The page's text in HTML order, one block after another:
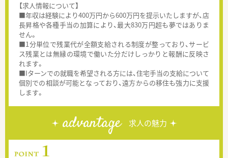
【求人情報について】
■年収は経験により400万円から600万円を提示いたしますが、店
長昇格や各種手当の加算により、最大830万円超も夢ではありま
せん。
■1分単位で残業代が全額支給される制度が整っており、サービ
ス残業とは無縁の環境で働いた分だけしっかりと報酬に反映さ
れます。
■Iターンでの就職を希望される方には、住宅手当の支給について
個別での相談が可能となっており、遠方からの移住も強力に支援
します。
advantage 求人の魅力